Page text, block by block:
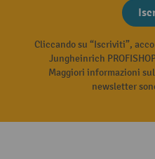
Cliccando su “Iscriviti”,
Jungheinrich
Maggiori informazioni
newsletter